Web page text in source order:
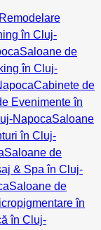
în Cluj-
Saloane de
în Cluj-
Cabinete de
Evenimente în
NapocaSaloane
în Cluj-
Saloane de
& Spa în Cluj-
Saloane de
în
în Cluj-